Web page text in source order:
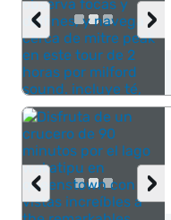
›
‹
›
‹